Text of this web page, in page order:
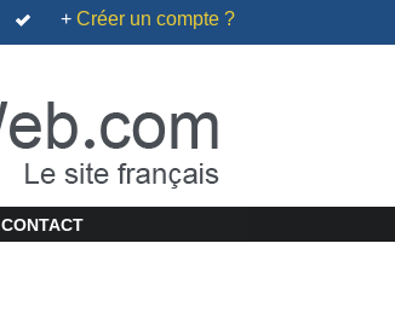
+ Créer un compte ?
CONTACT